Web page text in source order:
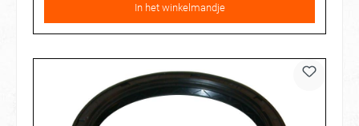
In het winkelmandje